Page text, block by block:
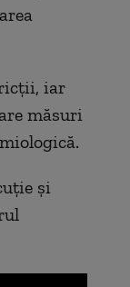
iar
măsuri
și